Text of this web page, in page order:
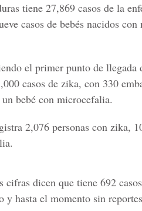
tiene 27,869 casos de la
casos de bebés nacidos
el primer punto de
casos de zika, con 330
bebé con microcefalia.
2,076 personas con zika,
cifras dicen que tiene 692
y hasta el momento sin